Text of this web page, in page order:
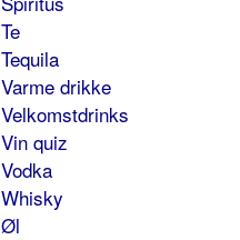
Te
Tequila
Varme drikke
Velkomstdrinks
Vin quiz
Vodka
Whisky
Øl